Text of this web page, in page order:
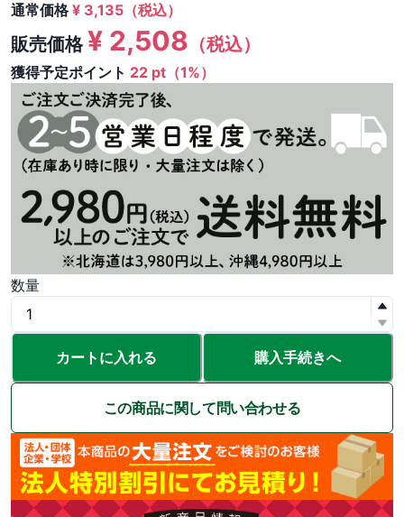
通常価格¥ 3,135 （税込）
販売価格¥ 2,508 （税込）
獲得予定ポイント 22 pt（1%）
数量
カートに入れる 購入手続きへ
この商品に関して問い合わせる